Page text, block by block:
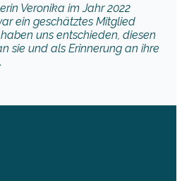
Veronika im Jahr 2022
ein geschätztes Mitglied
uns entschieden, diesen
sie und als Erinnerung an ihre